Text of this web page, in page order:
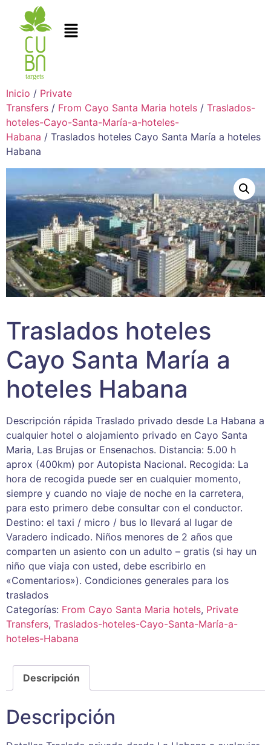
Inicio / Private
Transfers / From Cayo Santa Maria hotels / Traslados-
hoteles-Cayo-Santa-María-a-hoteles-
Habana / Traslados hoteles Cayo Santa María a hoteles
Habana
Traslados hoteles
Cayo Santa María a
hoteles Habana
Descripción rápida Traslado privado desde La Habana a
cualquier hotel o alojamiento privado en Cayo Santa
Maria, Las Brujas or Ensenachos. Distancia: 5.00 h
aprox (400km) por Autopista Nacional. Recogida: La
hora de recogida puede ser en cualquier momento,
siempre y cuando no viaje de noche en la carretera,
para esto primero debe consultar con el conductor.
Destino: el taxi / micro / bus lo llevará al lugar de
Varadero indicado. Niños menores de 2 años que
comparten un asiento con un adulto – gratis (si hay un
niño que viaja con usted, debe escribirlo en
«Comentarios»). Condiciones generales para los
traslados
Categorías: From Cayo Santa Maria hotels, Private
Transfers, Traslados-hoteles-Cayo-Santa-María-a-
hoteles-Habana
Descripción
Descripción